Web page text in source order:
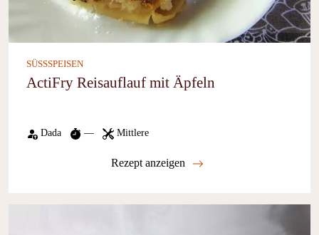
SÜSSSPEISEN
ActiFry Reisauflauf mit Äpfeln
Dada — Mittlere
Rezept anzeigen